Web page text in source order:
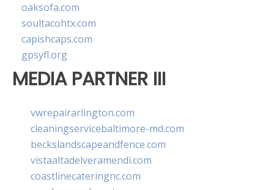
oaksofa.com
soultacohtx.com
capishcaps.com
gpsyfl.org
MEDIA PARTNER III
vwrepairarlington.com
cleaningservicebaltimore-md.com
beckslandscapeandfence.com
vistaaltadelveramendi.com
coastlinecateringnc.com